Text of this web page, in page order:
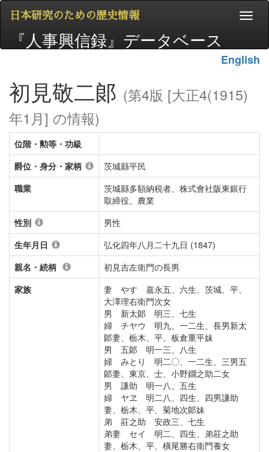
日本研究のための歴史情報
『人事興信録』データベース
English
初見敬二郞 (第4版 [大正4(1915)
年1月] の情報)
位階・勲等・功級
爵位・身分・家柄
茨城縣平民
職業
茨城縣多額納税者、株式會社阪東銀行
取締役、農業
性別
男性
生年月日
弘化四年八月二十九日 (1847)
親名・続柄
初見吉左衛門の長男
家族
妻 やす 嘉永五、六生、茨城、平、
大澤理右衛門次女
男 新太郞 明三、七生
婦 チヤウ 明九、一二生、長男新太
郞妻、栃木、平、板倉重平妹
男 五郞 明一三、八生
婦 みとり 明二〇、一二生、三男五
郞妻、東京、士、小野鐗之助二女
男 謙助 明一八、五生
婦 ヤヱ 明二八、四生、四男謙助
妻、栃木、平、菊地次郞妹
弟 莊之助 安政三、七生
弟妻 セイ 明二、四生、弟莊之助
妻、栃木、平、橫尾勝右衛門養女